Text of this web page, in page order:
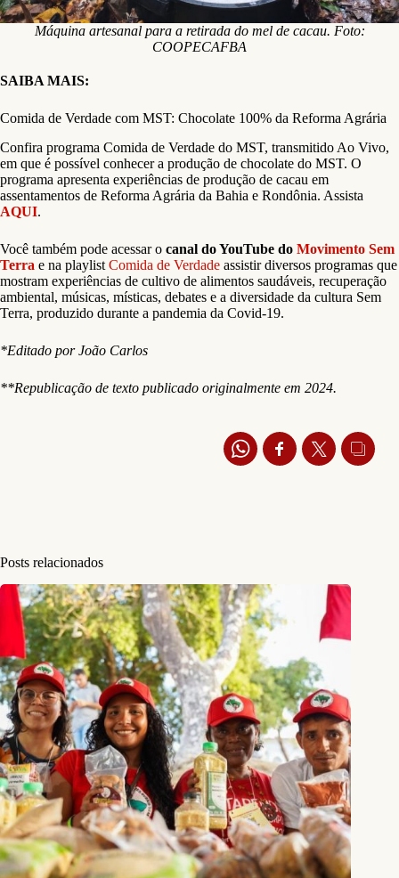
Máquina artesanal para a retirada do mel de cacau. Foto:
COOPECAFBA
SAIBA MAIS:
Comida de Verdade com MST: Chocolate 100% da Reforma Agrária
Confira programa Comida de Verdade do MST, transmitido Ao Vivo,
em que é possível conhecer a produção de chocolate do MST. O
programa apresenta experiências de produção de cacau em
assentamentos de Reforma Agrária da Bahia e Rondônia. Assista
AQUI.
Você também pode acessar o canal do YouTube do Movimento Sem
Terra e na playlist Comida de Verdade assistir diversos programas que
mostram experiências de cultivo de alimentos saudáveis, recuperação
ambiental, músicas, místicas, debates e a diversidade da cultura Sem
Terra, produzido durante a pandemia da Covid-19.
*Editado por João Carlos
**Republicação de texto publicado originalmente em 2024.
Posts relacionados